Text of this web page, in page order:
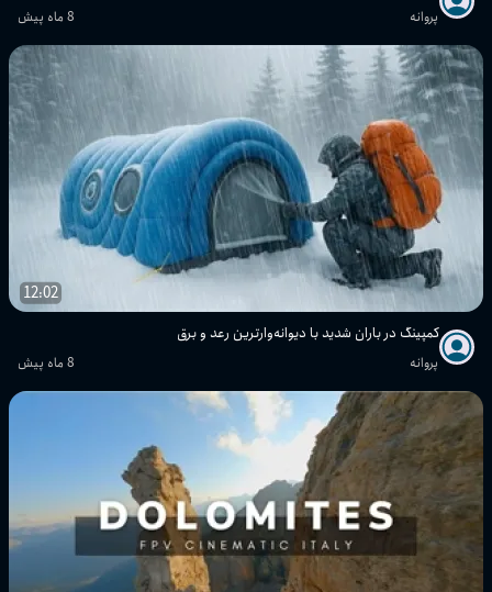
پروانه 8 ماه پیش
12:02
کمپینگ در باران شدید با دیوانه‌وارترین رعد و برق
پروانه 8 ماه پیش